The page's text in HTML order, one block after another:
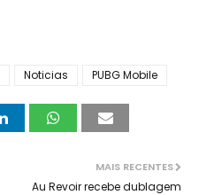
Noticias PUBG Mobile
MAIS RECENTES
Au Revoir recebe dublagem